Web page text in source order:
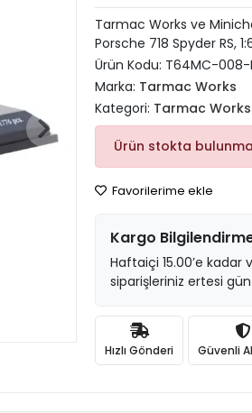
Tarmac Works ve
Porsche 718 Spyder RS,
Ürün Kodu: T64MC-008-
Marka: Tarmac Works
Kategori: Tarmac Works
Ürün stokta
Favorilerime ekle
Kargo
Haftaiçi 15.00’e kadar
siparişleriniz ertesi
Hızlı Gönderi Güvenli